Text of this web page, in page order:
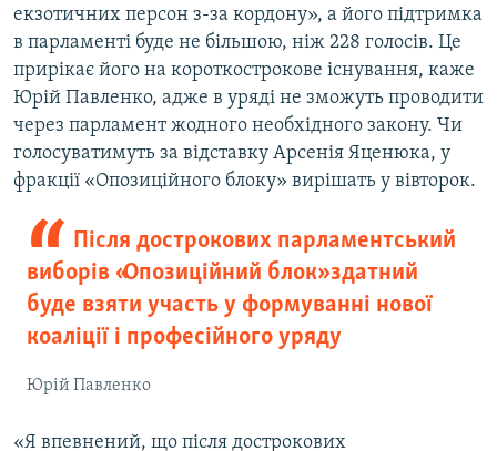
екзотичних персон з-за кордону», а його підтримка
в парламенті буде не більшою, ніж 228 голосів. Це
прирікає його на короткострокове існування, каже
Юрій Павленко, адже в уряді не зможуть проводити
через парламент жодного необхідного закону. Чи
голосуватимуть за відставку Арсенія Яценюка, у
фракції «Опозиційного блоку» вирішать у вівторок.
Після дострокових парламентський
виборів «Опозиційний блок» здатний
буде взяти участь у формуванні нової
коаліції і професійного уряду
Юрій Павленко
«Я впевнений, що після дострокових